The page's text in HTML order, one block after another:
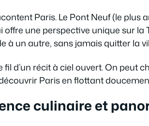
Paris. Le Pont Neuf (le
offre une perspective unique sur
à un autre, sans jamais quitter la
fil d’un récit à ciel ouvert. On peut
Paris en flottant
culinaire et